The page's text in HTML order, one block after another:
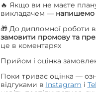
🔥 Якщо ви не маєте
викладачем — напишемо
🎁 До дипломної роботи
замовити промову та
це в коментарях
Прийом і оцінка
Поки триває оцінка —
відгуками в Instagram і